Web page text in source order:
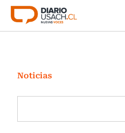
Click acá para ir directamente
Investigación
Cultura
Programas Radio y TV
Noticias